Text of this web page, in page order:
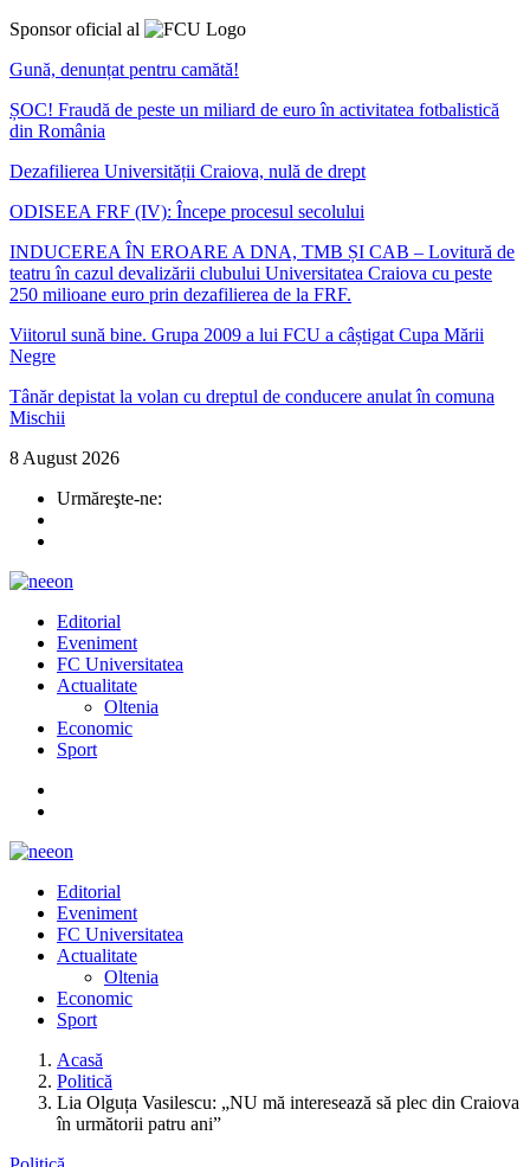
Sponsor oficial al
Gună, denunțat pentru camătă!
ȘOC! Fraudă de peste un miliard de euro în activitatea fotbalistică
din România
Dezafilierea Universității Craiova, nulă de drept
ODISEEA FRF (IV): Începe procesul secolului
INDUCEREA ÎN EROARE A DNA, TMB ȘI CAB – Lovitură de
teatru în cazul devalizării clubului Universitatea Craiova cu peste
250 milioane euro prin dezafilierea de la FRF.
Viitorul sună bine. Grupa 2009 a lui FCU a câștigat Cupa Mării
Negre
Tânăr depistat la volan cu dreptul de conducere anulat în comuna
Mischii
8 August 2026
Urmăreşte-ne:
Editorial
Eveniment
FC Universitatea
Actualitate
Oltenia
Economic
Sport
Editorial
Eveniment
FC Universitatea
Actualitate
Oltenia
Economic
Sport
Acasă
Politică
Lia Olguța Vasilescu: „NU mă interesează să plec din Craiova
în următorii patru ani”